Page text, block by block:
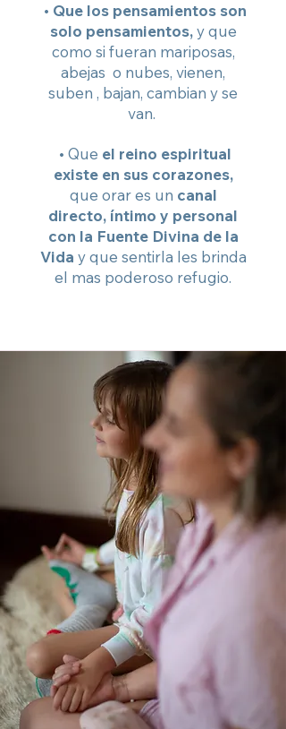
• Que los pensamientos son
solo pensamientos,y que
como si fueran mariposas,
abejas o nubes, vienen,
suben , bajan, cambian y se
van.
• Que el reino espiritual
existe en sus corazones,
que orar es un canal
directo, íntimo y personal
con la Fuente Divina de la
Vida y que sentirla les brinda
el mas poderoso refugio.